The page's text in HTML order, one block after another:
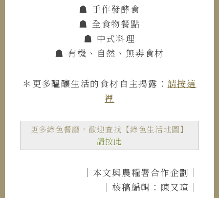
☗ 手作發酵食
☗ 全食物餐點
☗ 中式料理
☗ 有機、自然、無毒食材
＊更多醞釀生活的食材自主揭露： 請按這
裡
更多綠色餐廳，歡迎查找【綠色生活地圖】
請按此
｜本文與農糧署合作企劃｜
｜核稿編輯：陳又瑄｜